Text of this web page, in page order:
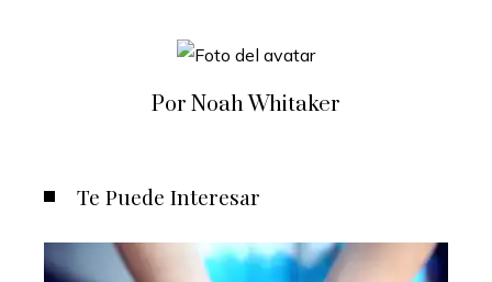
Por Noah Whitaker
Te Puede Interesar